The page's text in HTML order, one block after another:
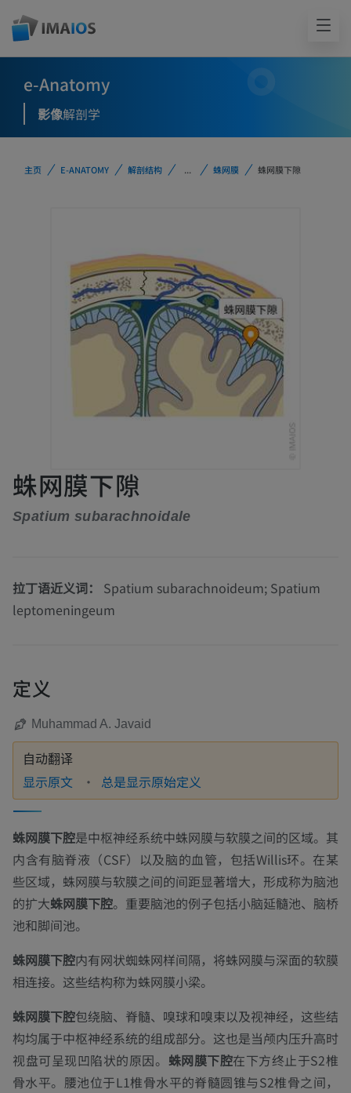
e-Anatomy
影像解剖学
主页 E-ANATOMY 解剖结构 ... 蛛网膜 蛛网膜下隙
蛛网膜下隙
Spatium subarachnoidale
拉丁语近义词：
Spatium subarachnoideum; Spatium
leptomeningeum
定义
Muhammad A. Javaid
自动翻译
显示原文 总是显示原始定义
蛛网膜下腔是中枢神经系统中蛛网膜与软膜之间的区域。其
内含有脑脊液（CSF）以及脑的血管，包括Willis环。在某
些区域，蛛网膜与软膜之间的间距显著增大，形成称为脑池
的扩大蛛网膜下腔。重要脑池的例子包括小脑延髓池、脑桥
池和脚间池。
蛛网膜下腔内有网状蜘蛛网样间隔，将蛛网膜与深面的软膜
相连接。这些结构称为蛛网膜小梁。
蛛网膜下腔包绕脑、脊髓、嗅球和嗅束以及视神经，这些结
构均属于中枢神经系统的组成部分。这也是当颅内压升高时
视盘可呈现凹陷状的原因。 蛛网膜下腔在下方终止于S2椎
骨水平。腰池位于L1椎骨水平的脊髓圆锥与S2椎骨之间，